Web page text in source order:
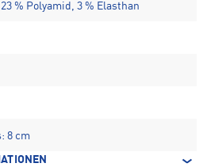
% Polyamid, 3 % Elasthan
8 cm